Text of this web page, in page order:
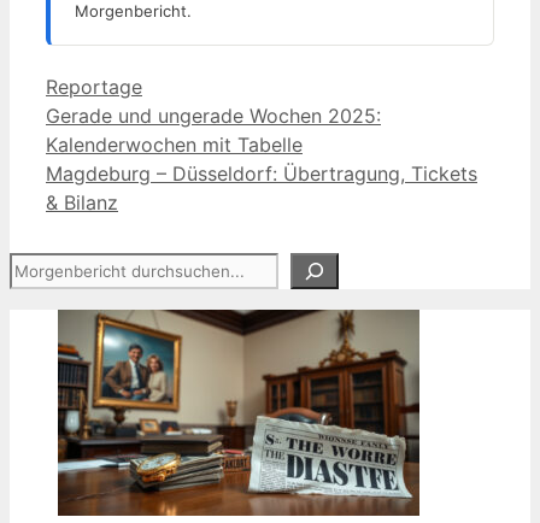
Morgenbericht.
Kategorien
Reportage
Gerade und ungerade Wochen 2025:
Kalenderwochen mit Tabelle
Magdeburg – Düsseldorf: Übertragung, Tickets
& Bilanz
Suchen